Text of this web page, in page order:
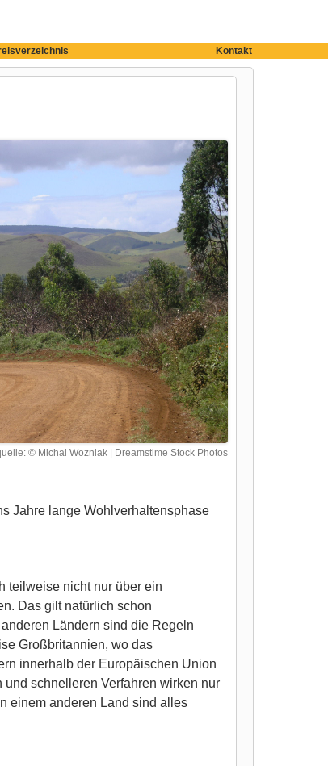
Kontakt
© Michal Wozniak | Dreamstime Stock Photos
Jahre lange Wohlverhaltensphase
teilweise nicht nur über ein
Das gilt natürlich schon
Ländern sind die Regeln
Großbritannien, wo das
innerhalb der Europäischen Union
schnelleren Verfahren wirken nur
einem anderen Land sind alles